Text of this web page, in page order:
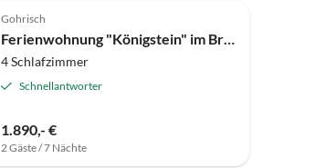
Gohrisch
Ferienwohnung "Königstein" im Brunnenhof
4 Schlafzimmer
Schnellantworter
1.890,- €
2 Gäste / 7 Nächte